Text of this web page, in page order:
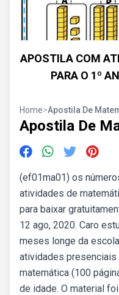
APOSTILA COM
PARA O 1º
Home>Apostila De
Apostila De
(ef01ma01) os
atividades de
para baixar
12 ago, 2020. Caro
meses longe da
atividades presenciais
matemática (100
de idade. O material